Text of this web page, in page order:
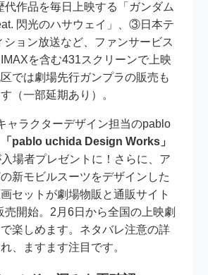
作品を毎日上映する「ガンダム
閃光のハサウェイ」、③日本テ
ション放送など、ファンサービス
を含む431スクリーンで上映
では劇場先行ガンプラの販売も
（一部延期あり）。
ャラクターデザイン担当のpablo
「pablo uchida Design Works」
入場者プレゼントに！さらに、ア
新モビルスーツをデザインした
セットが劇場物販と通販サイト
売開始。2月6日から全国の上映劇
楽しめます。ネタバレ注意の詳
、ますます注目です。